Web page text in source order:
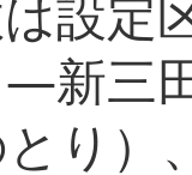
設定
―新三
とり